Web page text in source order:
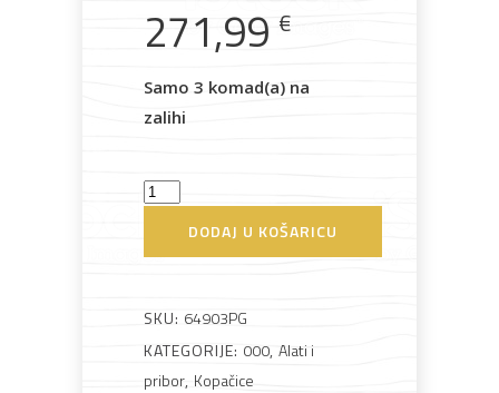
lakovi materijali
Metalna ElektromaterijalVijčana
namještaj
271,99 €
Samo 3 komad(a) na
zalihi
Praktik
3,4
KS
količina
DODAJ U KOŠARICU
SKU: 64903PG
KATEGORIJE: 000, Alati i
pribor, Kopačice